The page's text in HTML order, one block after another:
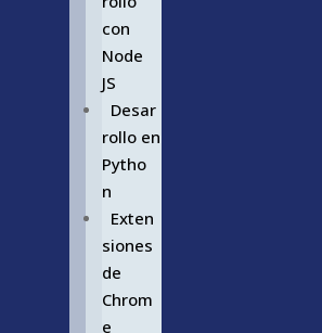
con
Node
JS
Desar
rollo en
Pytho
n
Exten
siones
de
Chrom
e